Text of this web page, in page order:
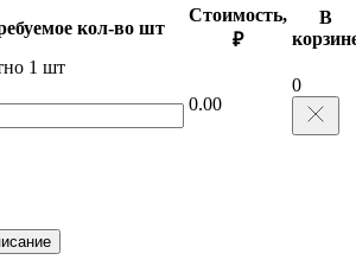
кол-во шт
Стоимость,
₽
В
1 шт
0.00
0